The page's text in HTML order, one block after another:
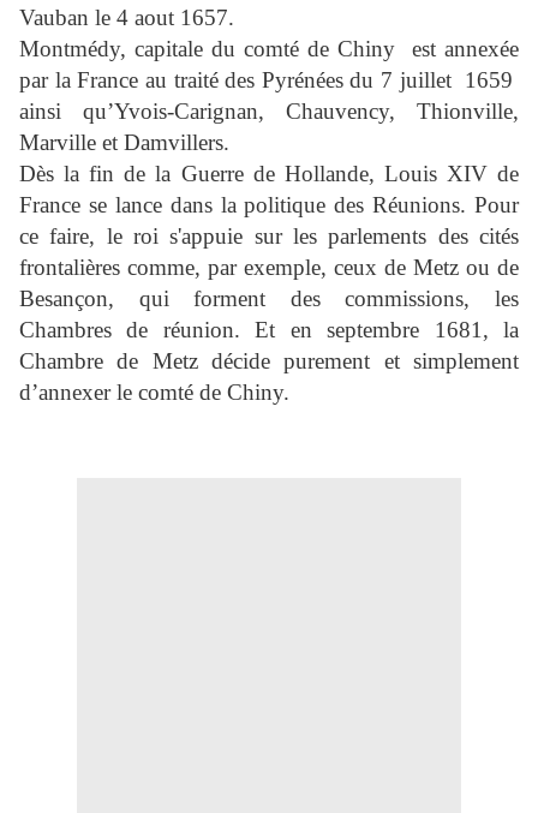
Vauban le 4 aout 1657.
Montmédy, capitale du comté de Chiny
est annexée
par la France au traité des Pyrénées du 7 juillet 1659
ainsi qu’Yvois-Carignan, Chauvency, Thionville,
Marville et Damvillers.
Dès la fin de la Guerre de Hollande, Louis XIV de
France se lance dans la politique des Réunions. Pour
ce faire, le roi s'appuie sur les parlements des cités
frontalières comme, par exemple, ceux de Metz ou de
Besançon, qui forment des commissions, les
Chambres de réunion. Et en septembre 1681, la
Chambre de Metz décide purement et simplement
d’annexer le comté de Chiny.